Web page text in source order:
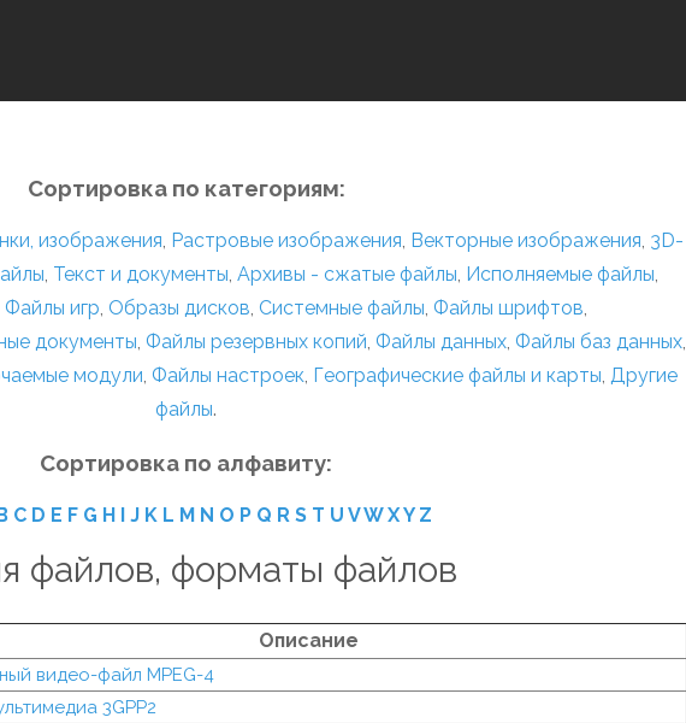
Сортировка по категориям:
изображения, Растровые изображения, Векторные изображения, 3D-
, Текст и документы, Архивы - сжатые файлы, Исполняемые файлы,
Файлы игр, Образы дисков, Системные файлы, Файлы шрифтов,
документы, Файлы резервных копий, Файлы данных, Файлы баз данных,
модули, Файлы настроек, Географические файлы и карты, Другие
файлы.
Сортировка по алфавиту:
C D E F G H I J K L M N O P Q R S T U VW XY Z
файлов, форматы файлов
Описание
видео-файл MPEG-4
3GPP2